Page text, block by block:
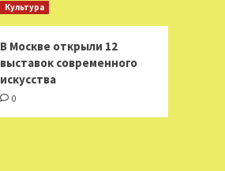
Культура
В Москве открыли 12
выставок современного
искусства
0